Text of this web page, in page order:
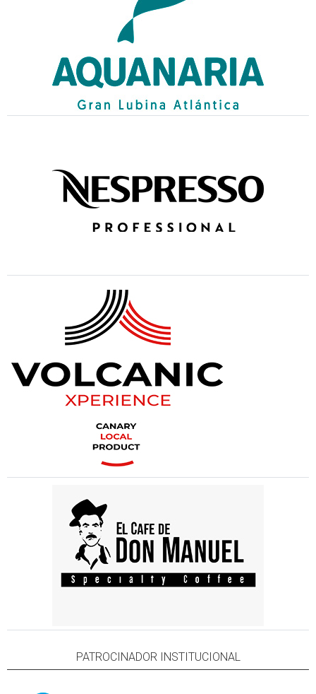
PATROCINADOR INSTITUCIONAL